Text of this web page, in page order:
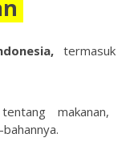
termasuk
makanan,